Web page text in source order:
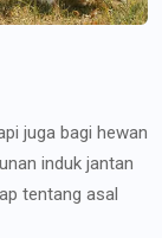
juga bagi hewan
induk jantan
tentang asal